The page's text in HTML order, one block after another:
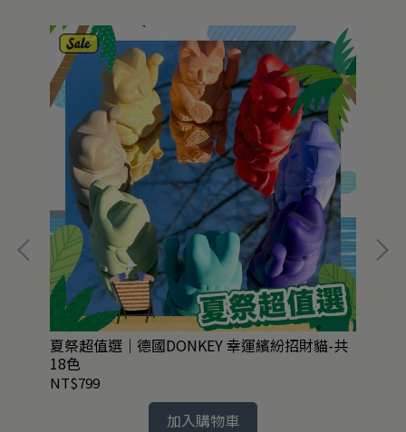
夏祭超值選｜德國DONKEY 幸運繽紛招財貓-共
18色
NT$799
加入購物車